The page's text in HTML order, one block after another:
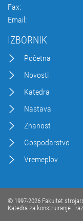
Fax:
Email:
IZBORNIK
Početna
Novosti
Katedra
Nastava
Znanost
Gospodarstvo
Vremeplov
© 1997-2026 Fakultet
Katedra za konstruiranje i